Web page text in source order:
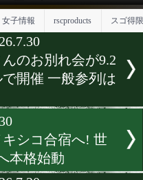
練習動画 ランキング
ニュース
ト 女子情報
]2026.7.30
さんのお別れ会
ルで開催 一般